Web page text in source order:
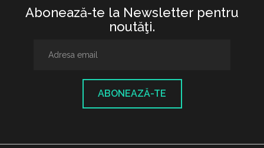
Abonează-te la Newsletter pentru
noutăţi.
ABONEAZĂ-TE